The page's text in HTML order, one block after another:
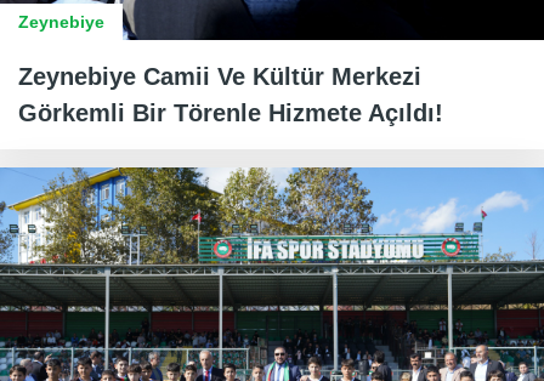
Zeynebiye
Zeynebiye Camii Ve Kültür Merkezi
Görkemli Bir Törenle Hizmete Açıldı!